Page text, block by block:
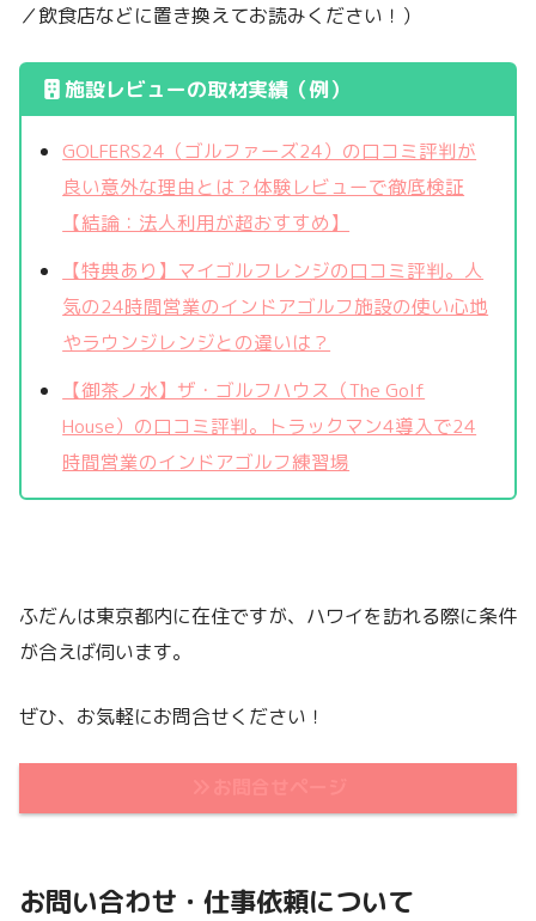
／飲食店などに置き換えてお読みください！）
施設レビューの取材実績（例）
GOLFERS24（ゴルファーズ24）の口コミ評判が
良い意外な理由とは？体験レビューで徹底検証
【結論：法人利用が超おすすめ】
【特典あり】マイゴルフレンジの口コミ評判。人
気の24時間営業のインドアゴルフ施設の使い心地
やラウンジレンジとの違いは？
【御茶ノ水】ザ・ゴルフハウス（The Golf
House）の口コミ評判。トラックマン4導入で24
時間営業のインドアゴルフ練習場
ふだんは東京都内に在住ですが、ハワイを訪れる際に条件
が合えば伺います。
ぜひ、お気軽にお問合せください！
お問い合わせ・仕事依頼について